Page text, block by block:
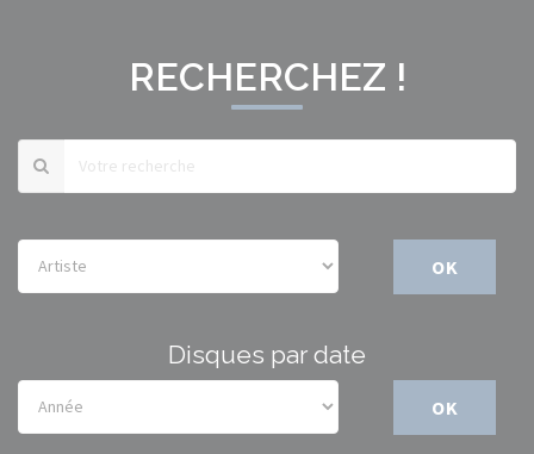
RECHERCHEZ !
OK
Disques par date
OK